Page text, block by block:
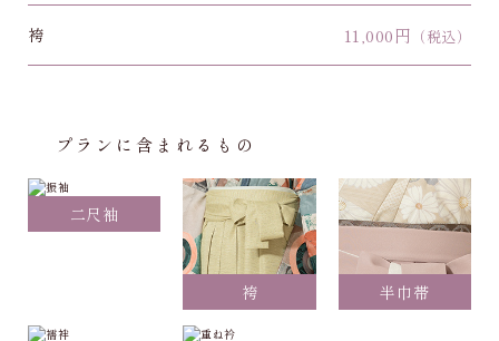
袴 11,000円 （税込）
プランに含まれるもの
二尺袖
袴 半巾帯